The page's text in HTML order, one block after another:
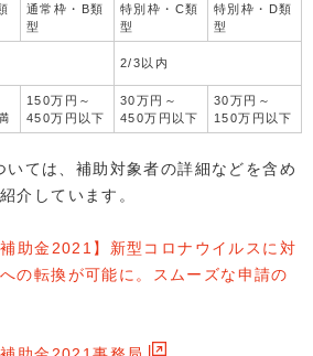
通常枠・B類
型
特別枠・C類
型
特別枠・D類
型
2/3以内
150万円～
450万円以下
30万円～
450万円以下
30万円～
150万円以下
ては、補助対象者の詳細などを含め
介しています。
補助金2021】新型コロナウイルスに対
の転換が可能に。スムーズな申請の